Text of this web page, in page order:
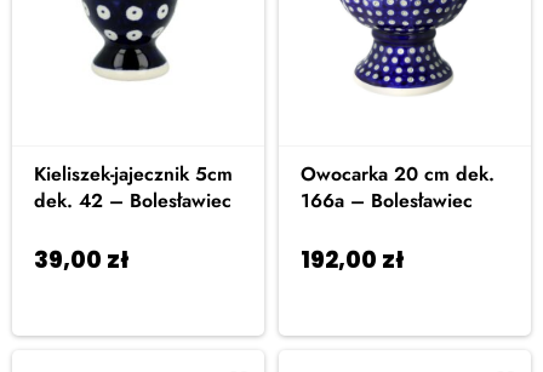
Kieliszek-jajecznik 5cm
dek. 42 – Bolesławiec
39,00 zł
Owocarka 20 cm dek.
166a – Bolesławiec
192,00 zł